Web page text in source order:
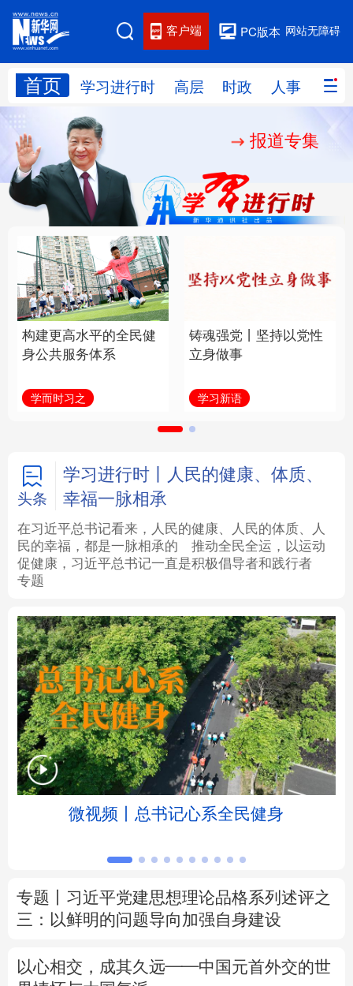
网站无障碍
PC版本
客户端
首页 学习进行时 高层 时政 人事 国际
网站地图
学习进行时 人事
国际 财经 网评
思客智库 全球连线 教育
科技 科创
文化 书画
访谈 视频 图片 政务
学术中国 乡村振兴 银龄 溯源中国
城市 旅游
彩票 娱乐 时尚 悦读
公益
文化产业
地方频道
北京 天津 河北 山西
辽宁 吉林 上海 江苏
安徽 福建
河南 湖北
广东 广西 海南 重庆
陕西 甘肃
报道专集
构建更高水平的全民健
身公共服务体系
学而时习之
铸魂强党丨坚持以党性
立身做事
学习新语
头条
学习进行时丨人民的健康、体质、
幸福一脉相承
在习近平总书记看来，人民的健康、人民的体质、人
民的幸福，都是一脉相承的
推动全民全运，以运动
促健康，习近平总书记一直是积极倡导者和践行者
专题
微视频丨总书记心系全民健身
专题丨 习近平党建思想理论品格系列述评之
三：以鲜明的问题导向加强自身建设
以心相交，成其久远——中国元首外交的世